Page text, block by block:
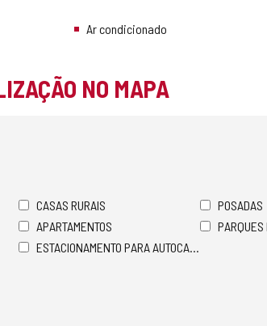
Ar condicionado
NO MAPA
CASAS RURAIS POSADAS
APARTAMENTOS PARQUES
ESTACIONAMENTO PARA AUTOCARAVANAS